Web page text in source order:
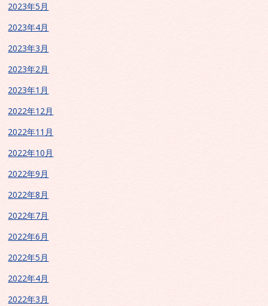
2023年5月
2023年4月
2023年3月
2023年2月
2023年1月
2022年12月
2022年11月
2022年10月
2022年9月
2022年8月
2022年7月
2022年6月
2022年5月
2022年4月
2022年3月